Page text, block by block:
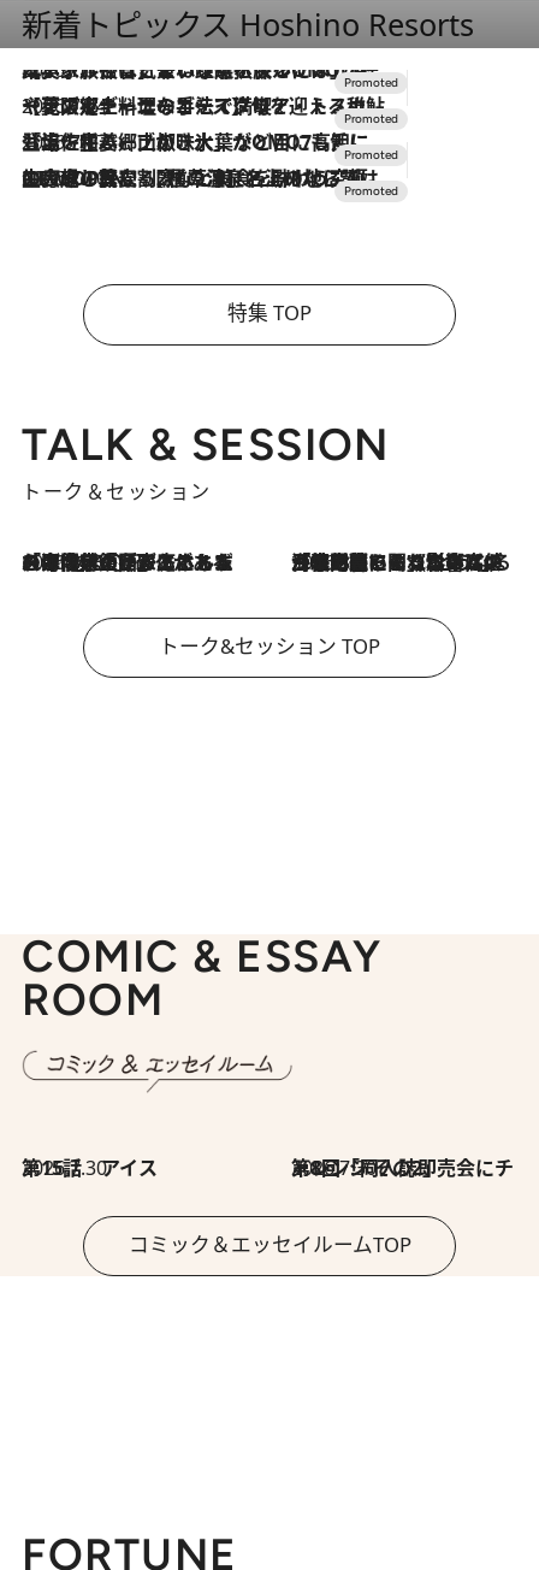
新着トピックス Hoshino Resorts
2026.7.31
【ホテル帰省】という選択肢をOMOが提案。家族とほどよい距離を保つには「昼は実家、夜は気兼ねなくホテルで！」
2026.7.24
【夏限定ディナーコース】旬を迎える稚鮎や花ズッキーニなどをイタリア・トスカーナの郷土料理の手法で満喫！
2026.7.17
「土佐和ハーブかき氷」がOMO7高知に登場！生姜、山椒、大葉など目にも舌にも涼を呼ぶ郷土の味
2026.7.10
NEW OPEN！【界 草津】名湯の地に誕生。趣の異なる2種の温泉と上州ならではの会席・蕎麦割烹など美食を味わう究極の癒やし旅
特集 TOP
TALK & SESSION
トーク＆セッション
2026.8.3
「今後値上げがあるとすれば…」「リスクがあるのは今年の冬」エネルギー専門家が語る、ホルムズ海峡封鎖が家庭にもたらす“ある心配” 2026.8.3
「住宅建てられない…」「サーチャージ料の高値が続いている」ホルムズ海峡封鎖による影響はいつまで続く？《エネルギー専門家に聞く“どうなる日本の暮らし”》
トーク&セッション TOP
COMIC & ESSAY
ROOM
2026.7.30
第15話 アイス 2026.7.30
第8回「同人誌即売会にチャレンジ その2」
コミック＆エッセイルームTOP
FORTUNE